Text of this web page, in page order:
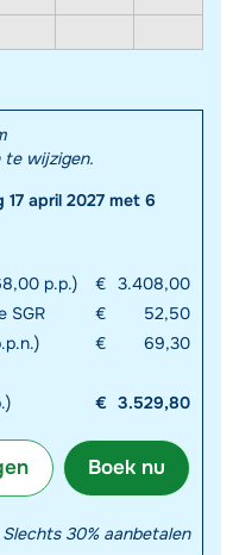
te wijzigen.
april 2027 met 6
p.p.) € 3.408,00
SGR €
52,50
€ 69,30
€ 3.529,80
Boek nu
Slechts 30% aanbetalen